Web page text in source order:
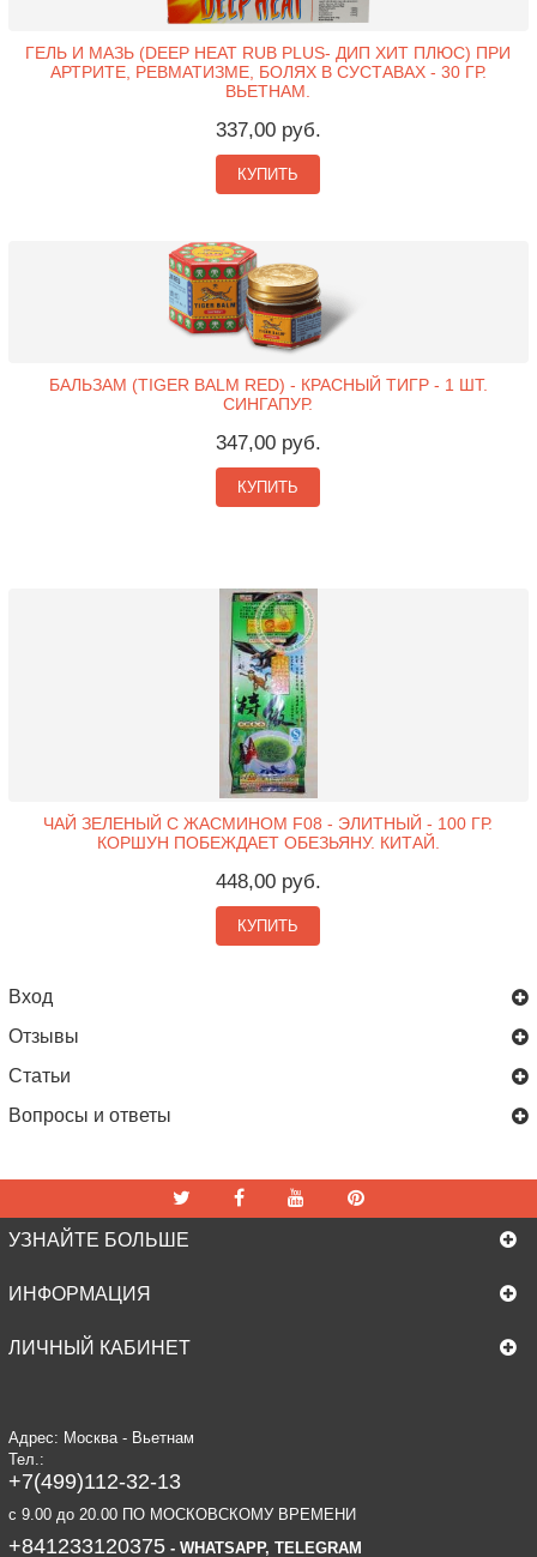
ГЕЛЬ И МАЗЬ (DEEP HEAT RUB PLUS- ДИП ХИТ ПЛЮС) ПРИ
АРТРИТЕ, РЕВМАТИЗМЕ, БОЛЯХ В СУСТАВАХ - 30 ГР.
ВЬЕТНАМ.
337,00 руб.
КУПИТЬ
БАЛЬЗАМ (TIGER BALM RED) - КРАСНЫЙ ТИГР - 1 ШТ.
СИНГАПУР.
347,00 руб.
КУПИТЬ
ЧАЙ ЗЕЛЕНЫЙ С ЖАСМИНОМ F08 - ЭЛИТНЫЙ - 100 ГР.
КОРШУН ПОБЕЖДАЕТ ОБЕЗЬЯНУ. КИТАЙ.
448,00 руб.
КУПИТЬ
Вход
Отзывы
Статьи
Вопросы и ответы
УЗНАЙТЕ БОЛЬШЕ
ИНФОРМАЦИЯ
ЛИЧНЫЙ КАБИНЕТ
Адрес: Москва - Вьетнам
Тел.:
+7(499)112-32-13
c 9.00 до 20.00 ПО МОСКОВСКОМУ ВРЕМЕНИ
+841233120375- WHATSAPP, TELEGRAM